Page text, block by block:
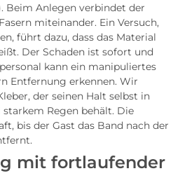
Beim Anlegen verbindet der
miteinander. Ein Versuch,
führt dazu, dass das Material
Der Schaden ist sofort und
kann ein manipuliertes
Entfernung erkennen. Wir
der seinen Halt selbst in
Regen behält. Die
bis der Gast das Band nach der
mit fortlaufender